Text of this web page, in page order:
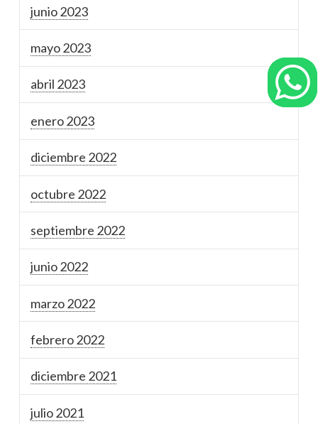
junio 2023
mayo 2023
abril 2023
enero 2023
diciembre 2022
octubre 2022
septiembre 2022
junio 2022
marzo 2022
febrero 2022
diciembre 2021
julio 2021